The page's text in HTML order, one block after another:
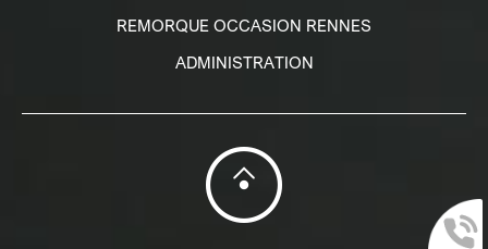
REMORQUE OCCASION RENNES
ADMINISTRATION